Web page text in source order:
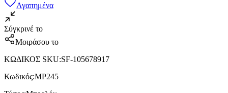
Αγαπημένα
Σύγκρινέ το
Μοιράσου το
ΚΩΔΙΚΟΣ SKU:SF-105678917
Κωδικός:MP245